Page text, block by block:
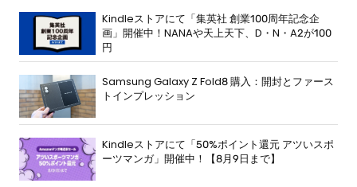
Kindleストアにて「集英社 創業100周年記念企
画」開催中！NANAや天上天下、D・N・A2が100
円
Samsung Galaxy Z Fold8 購入：開封とファース
トインプレッション
Kindleストアにて「50%ポイント還元 アツいスポ
ーツマンガ」開催中！【8月9日まで】